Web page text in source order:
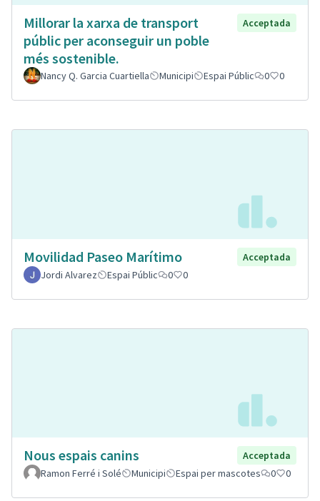
Millorar la xarxa de transport
públic per aconseguir un poble
més sostenible.
Acceptada
Nancy Q. Garcia Cuartiella Municipi Espai Públic 0 0
Movilidad Paseo Marítimo
Acceptada
Jordi Alvarez
Espai Públic 0 0
Nous espais canins
Acceptada
Ramon Ferré i Solé
Municipi Espai per mascotes 0 0